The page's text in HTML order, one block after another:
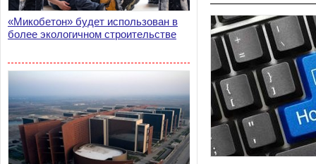
«Микобетон» будет использован в
более экологичном строительстве